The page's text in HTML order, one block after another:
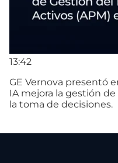
13:42
GE Vernova presentó
IA mejora la gestión
la toma de decisiones.